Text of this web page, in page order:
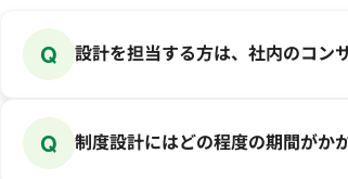
Q 設計を担当する方は、社内のコン
Q 制度設計にはどの程度の期間がか